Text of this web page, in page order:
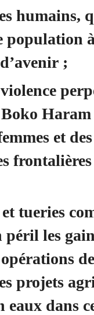
humains,
population
;
et
tueries
les
projets
eaux dans